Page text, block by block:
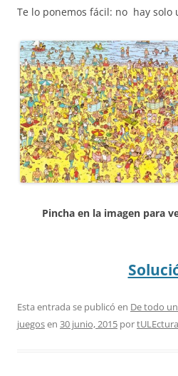
Te lo ponemos fácil: no hay solo
Pincha en la imagen para
Esta entrada se publicó en De todo
juegosen 30 junio, 2015 portULEctura